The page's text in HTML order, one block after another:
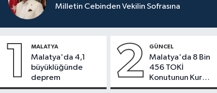
Milletin Cebinden Vekilin Sofrasına
1 MALATYA
Malatya'da 4,1
büyüklüğünde
deprem
2 GÜNCEL
Malatya'da 8 Bin
456 TOKİ
Konutunun Kurası
Bugün Çekiliyor